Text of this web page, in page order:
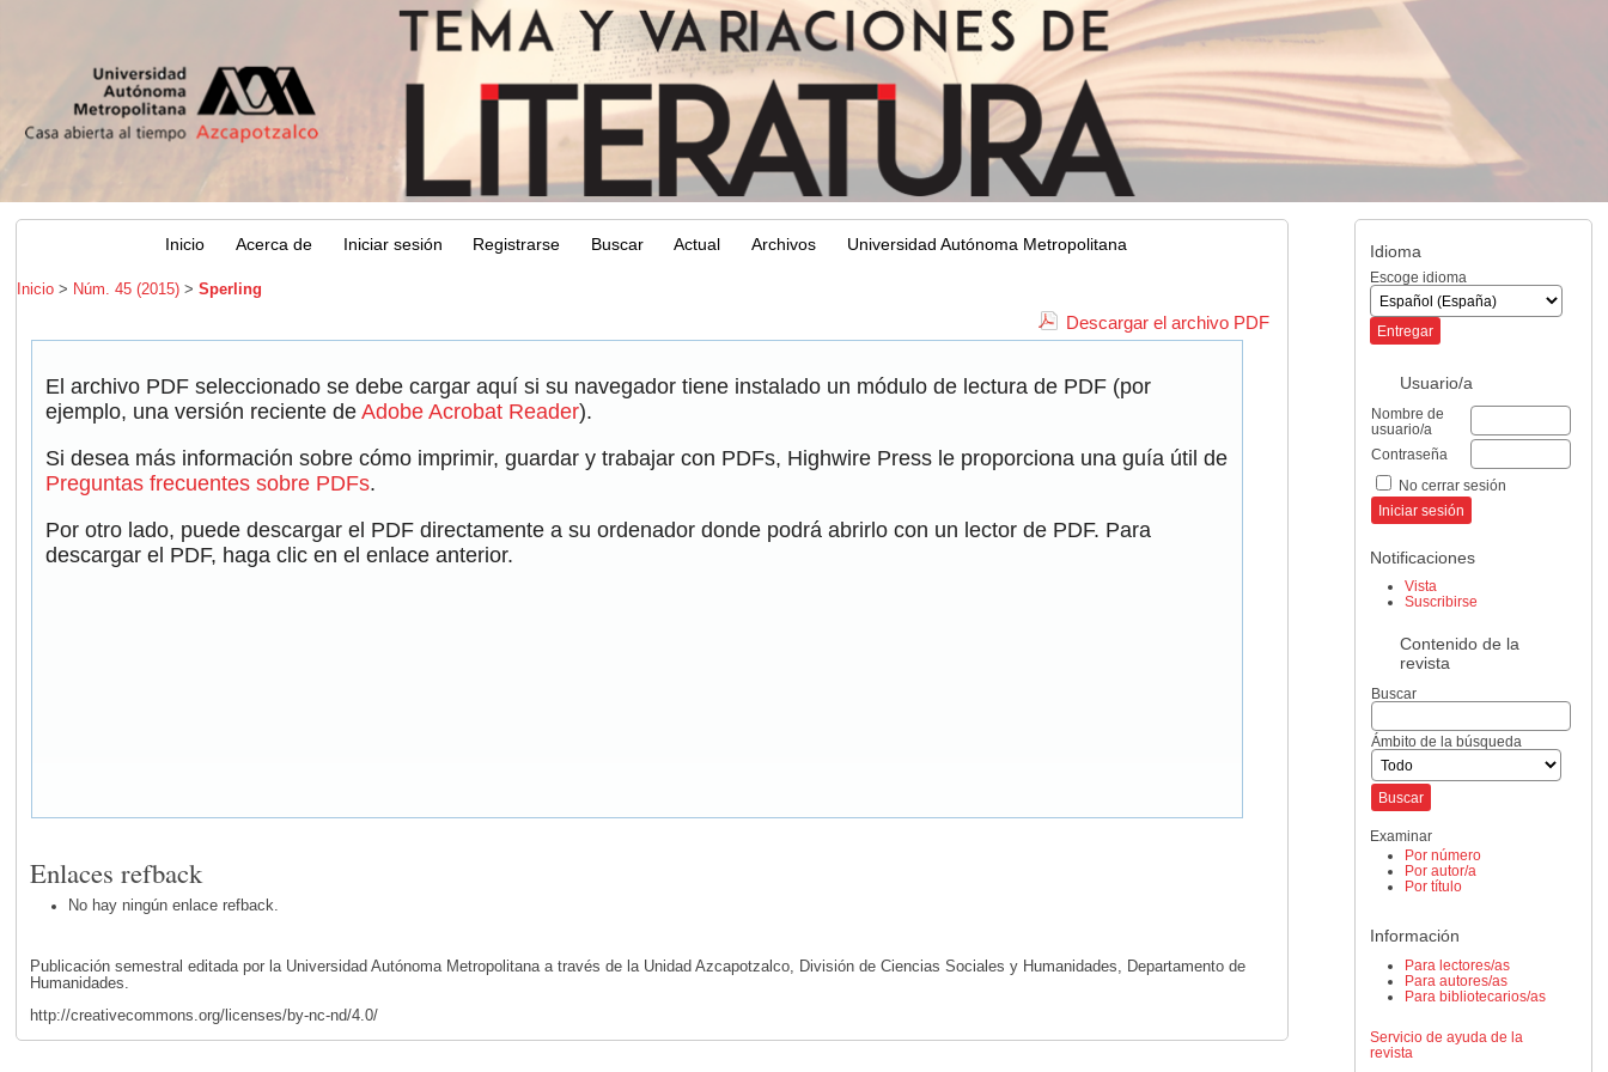
Idioma
Escoge idioma
Usuario/a
Nombre de
usuario/a
Contraseña
No cerrar sesión
Notificaciones
Vista
Suscribirse
Contenido de la
revista
Buscar
Ámbito de la búsqueda
Examinar
Por número
Por autor/a
Por título
Información
Para lectores/as
Para autores/as
Para bibliotecarios/as
Servicio de ayuda de la
revista
Inicio Acerca de Iniciar sesión Registrarse Buscar Actual Archivos Universidad Autónoma Metropolitana
Inicio > Núm. 45 (2015) >Sperling
Descargar el archivo PDF
El archivo PDF seleccionado se debe cargar aquí si su navegador tiene instalado un módulo de lectura de PDF (por
ejemplo, una versión reciente deAdobe Acrobat Reader).
Si desea más información sobre cómo imprimir, guardar y trabajar con PDFs, Highwire Press le proporciona una guía útil de
Preguntas frecuentes sobre PDFs.
Por otro lado, puede descargar el PDF directamente a su ordenador donde podrá abrirlo con un lector de PDF. Para
descargar el PDF, haga clic en el enlace anterior.
Enlaces refback
No hay ningún enlace refback.
Publicación semestral editada por la Universidad Autónoma Metropolitana a través de la Unidad Azcapotzalco, División de Ciencias Sociales y Humanidades, Departamento de
Humanidades.
http://creativecommons.org/licenses/by-nc-nd/4.0/